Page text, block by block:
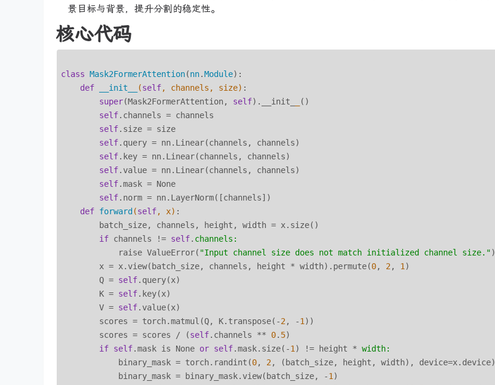
景目标与背景，提升分割的稳定性。
核心代码
class Mask2FormerAttention(nn.Module):
def
__init__ (self, channels, size) :
super(Mask2FormerAttention, self).__init_
()
self.channels = channels
self.size = size
self.query = nn.Linear(channels, channels)
self.key = nn.Linear(channels, channels)
self.value = nn.Linear(channels, channels)
self.mask = None
self.norm = nn.LayerNorm([channels])
def forward (self, x) :
        batch_size, channels, height, width = x.size()
if channels != self. channels:
            raise ValueError(
"Input channel size does not match initialized channel size.")
        x = x.view(batch_size, channels, height * width).permute(
0, 2 , 1 )
        Q =
self.query(x)
        K =
self.key(x)
        V =
self.value(x)
        scores = torch.matmul(Q, K.transpose(-
2 , -1 ))
        scores = scores / (
self.channels ** 0. 5)
if self.mask is None or self.mask.size(-1 ) != height * width:
            binary_mask = torch.randint(
0, 2 , (batch_size, height, width), device=x.device)
            binary_mask = binary_mask.view(batch_size, -
1 )